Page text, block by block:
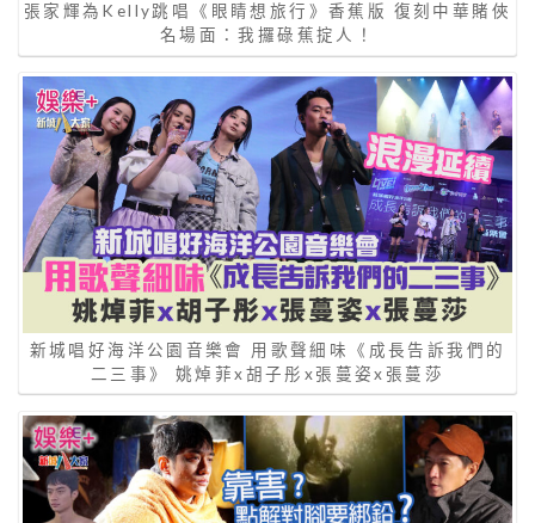
張家輝為Kelly跳唱《眼睛想旅行》香蕉版 復刻中華賭俠
名場面：我攞碌蕉掟人！
新城唱好海洋公園音樂會 用歌聲細味《成長告訴我們的
二三事》 姚焯菲x胡子彤x張蔓姿x張蔓莎